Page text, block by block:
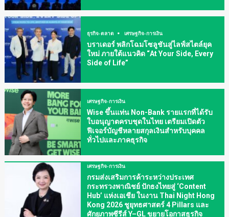
ธุรกิจ-ตลาด เศรษฐกิจ-การเงิน
บราเดอร์ พลิกโฉมโซลูชันสู่ไลฟ์สไตล์ยุค
ใหม่ ภายใต้แนวคิด “At Your Side, Every
Side of Life”
เศรษฐกิจ-การเงิน
Wise ขึ้นแท่น Non-Bank รายแรกที่ได้รับ
ใบอนุญาตครบชุดในไทย เตรียมเปิดตัว
ฟีเจอร์บัญชีหลายสกุลเงินสำหรับบุคคล
ทั่วไปและภาคธุรกิจ
เศรษฐกิจ-การเงิน
กรมส่งเสริมการค้าระหว่างประเทศ
กระทรวงพาณิชย์ ปักธงไทยสู่ ‘Content
Hub’ แห่งเอเชีย ในงาน Thai Night Hong
Kong 2026 ชูยุทธศาสตร์ 4 Pillars และ
ศักยภาพซีรีส์ Y–GL ขยายโอกาสธุรกิจ